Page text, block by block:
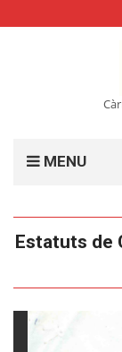
MENU
Estatuts de